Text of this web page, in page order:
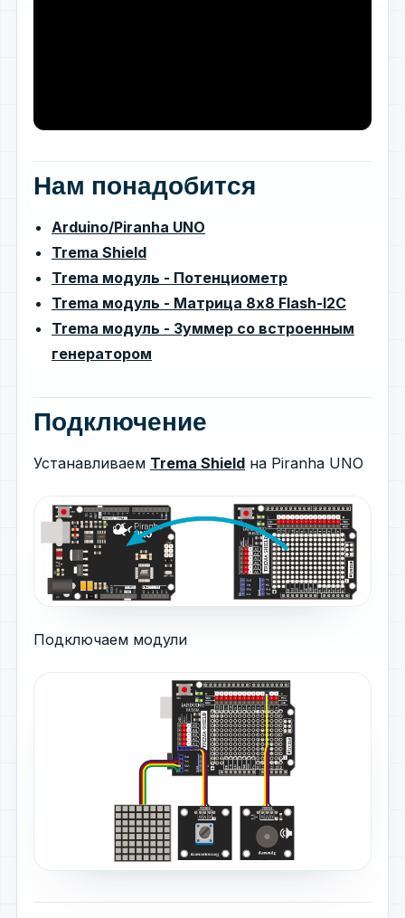
Нам понадобится
Arduino/Piranha UNO
Trema Shield
Trema модуль - Потенциометр
Trema модуль - Матрица 8x8 Flash-I2C
Trema модуль - Зуммер со встроенным
генератором
Подключение
Устанавливаем Trema Shield на Piranha UNO
Подключаем модули